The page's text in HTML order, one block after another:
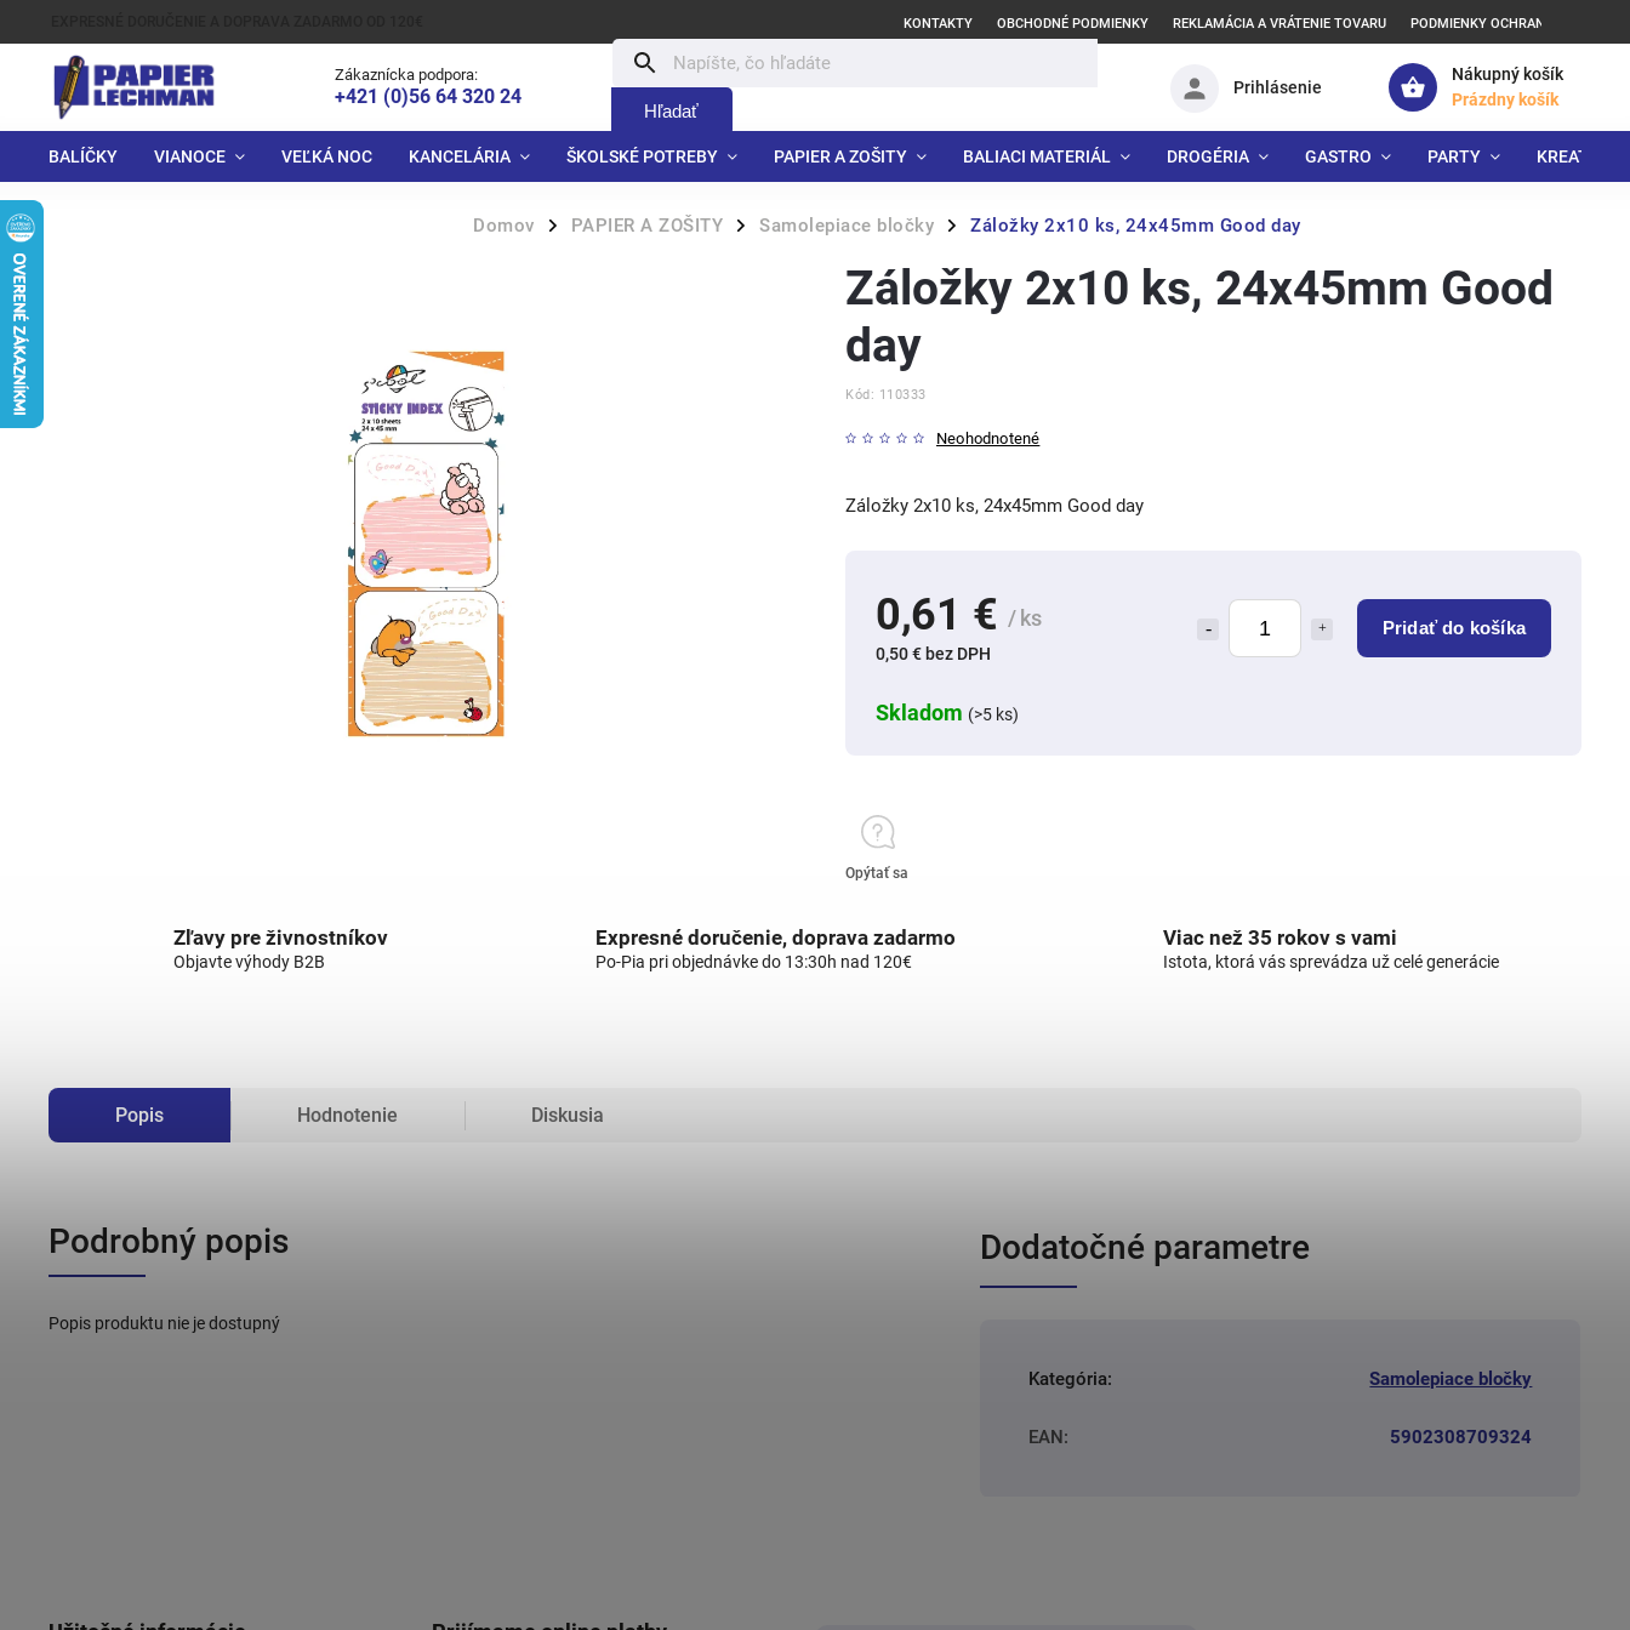
KONTAKTY OBCHODNÉ PODMIENKY REKLAMÁCIA A VRÁTENIE TOVARU PODMIENKY OCHRANY
Zákaznícka podpora:
+421 (0)56 64 320 24
Hľadať
Nákupný košík
Prázdny košík
Prihlásenie
BALÍČKY VIANOCE VEĽKÁ NOC KANCELÁRIA ŠKOLSKÉ POTREBY PAPIER A ZOŠITY BALIACI MATERIÁL DROGÉRIA GASTRO PARTY
Domov / PAPIER A ZOŠITY / Samolepiace bločky / Záložky 2x10 ks, 24x45mm Good day
0,61 € / ks
0,50 € bez DPH
Pridať do košíka
Skladom (>5 ks)
Záložky 2x10 ks, 24x45mm Good
day
Kód: 110333
Neohodnotené
Záložky 2x10 ks, 24x45mm Good day
Opýtať sa
Zľavy pre živnostníkov
Objavte výhody B2B
Expresné doručenie, doprava zadarmo
Po-Pia pri objednávke do 13:30h nad 120€
Viac než 35 rokov s vami
Istota, ktorá vás sprevádza už celé generácie
Popis Hodnotenie Diskusia
Podrobný popis
Popis produktu nie je dostupný
Dodatočné parametre
Kategória: Samolepiace bločky
EAN: 5902308709324